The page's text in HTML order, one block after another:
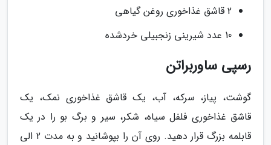
2 قاشق غذاخوری روغن گیاهی
10 عدد شیرینی زنجبیلی خردشده
رسپی ساوربراتن
گوشت، پیاز، سرکه، آب، یک قاشق غذاخوری نمک، یک
قاشق غذاخوری فلفل سیاه، شکر، سیر و برگ بو را در یک
قابلمه بزرگ قرار دهید. روی آن را بپوشانید و به مدت 2 الی